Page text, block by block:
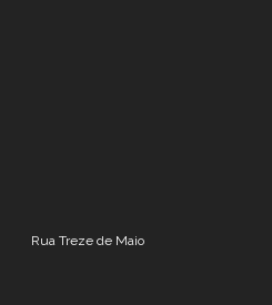
Rua Treze de Maio